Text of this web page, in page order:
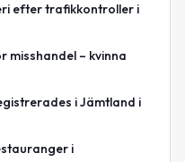
efter trafikkontroller i
misshandel – kvinna
i Jämtland i
i